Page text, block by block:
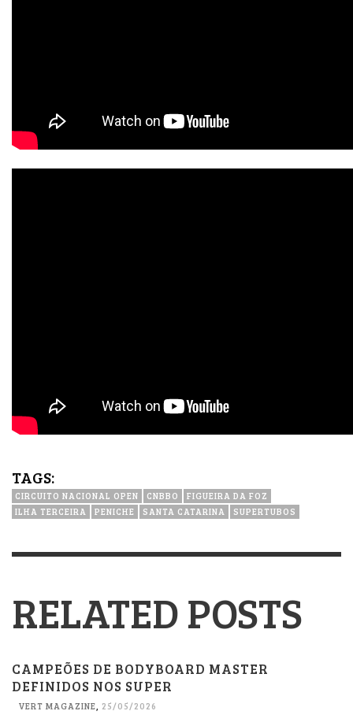
TAGS:
CIRCUITO NACIONAL OPEN CNBBO
FIGUEIRA DA FOZ
ILHA TERCEIRA
PENICHE SANTA CATARINA SUPERTUBOS
RELATED POSTS
CAMPEÕES DE BODYBOARD MASTER
DEFINIDOS NOS SUPER
VERT MAGAZINE 25/05/2026